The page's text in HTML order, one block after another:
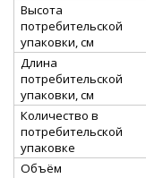
Высота
потребительской
упаковки, см
Длина
потребительской
упаковки, см
Количество в
потребительской
упаковке
Объём